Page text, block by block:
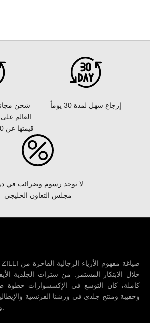
شحن
العالم
قيمتها عن 2,000 درهم إماراتي
إرجاع سهل لمدة 30 يوماً
لا توجد رسوم وضرائب في
مجلس التعاون الخليجي
خلال الابتكار المستمر. من سترات الجلدية
كاملة، كان التوسع في الإكسسوارات خطوة
وحقيبة ومنتج جلدي في ورشنا الفرنسية